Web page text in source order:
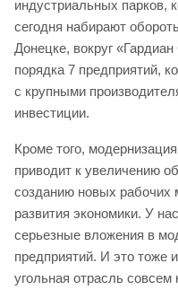
индустриальных парков,
сегодня набирают
Донецке, вокруг
порядка 7 предприятий,
с крупными
инвестиции.
Кроме того,
приводит к увеличению
созданию новых рабочих
развития экономики. У
серьезные вложения в
предприятий. И это тоже
угольная отрасль